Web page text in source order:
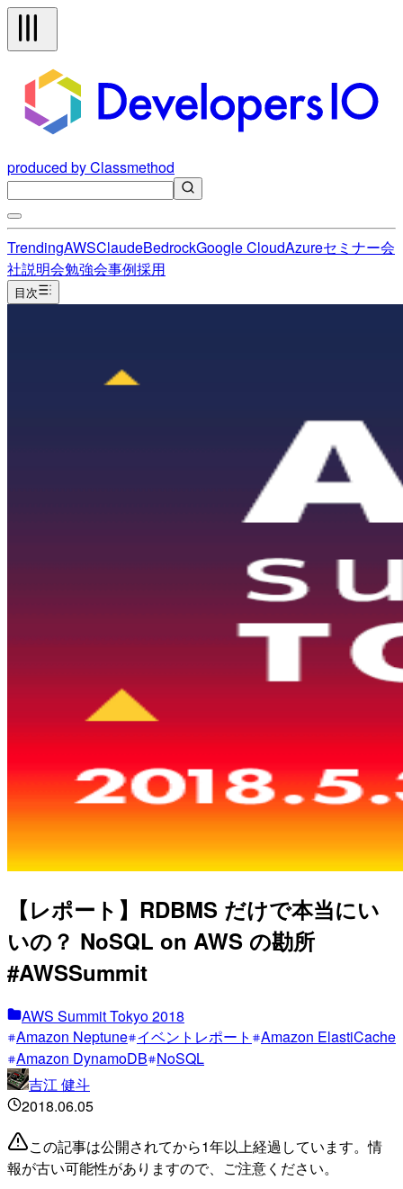
produced by Classmethod
TrendingAWSClaudeBedrockGoogle CloudAzureセミナー会
社説明会勉強会事例採用
目次
【レポート】RDBMS だけで本当にい
いの？ NoSQL on AWS の勘所
#AWSSummit
AWS Summit Tokyo 2018
Amazon Neptune イベントレポート
Amazon ElastiCache
Amazon DynamoDB NoSQL
吉江 健斗
2018.06.05
この記事は公開されてから1年以上経過しています。情
報が古い可能性がありますので、ご注意ください。